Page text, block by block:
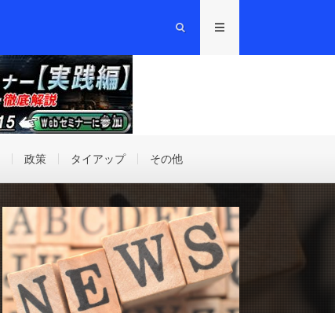
政策 タイアップ その他